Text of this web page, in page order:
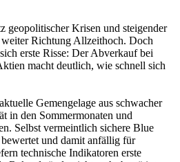
geopolitischer Krisen und steigender
Richtung Allzeithoch. Doch
erste Risse: Der Abverkauf bei
macht deutlich, wie schnell sich
Gemengelage aus schwacher
in den Sommermonaten und
Selbst vermeintlich sichere Blue
und damit anfällig für
technische Indikatoren erste